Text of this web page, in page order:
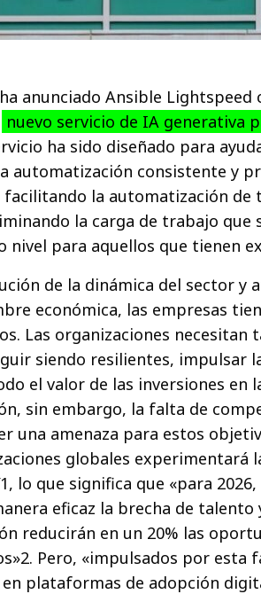
anunciado Ansible Lightspeed
nuevo servicio de IA generativa
ha sido diseñado para
automatización consistente y
la automatización de
la carga de trabajo que
nivel para aquellos que tienen
de la dinámica del sector y
económica, las empresas
Las organizaciones
siendo resilientes, impulsar
el valor de las inversiones en
sin embargo, la falta de
una amenaza para estos
globales experimentará
lo que significa que «para
eficaz la brecha de
reducirán en un 20% las
Pero, «impulsados por esta
plataformas de adopción